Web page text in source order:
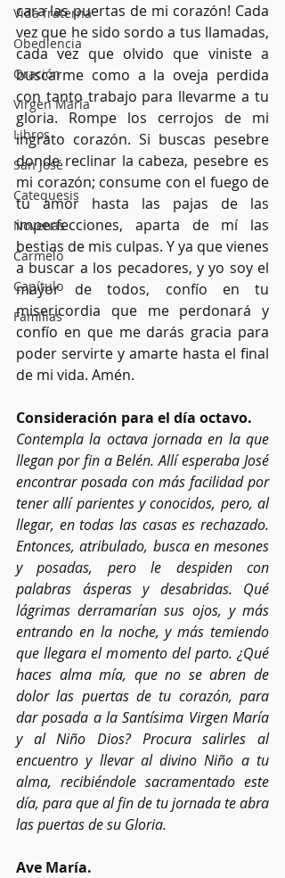
Vida fraterna
Obediencia
Oración
Virgen María
Libros
San José
Catequesis
Novenas
Carmelo
Capítulo
Familias
cara las puertas de mi corazón! Cada
vez que he sido sordo a tus llamadas,
cada vez que olvido que viniste a
buscarme como a la oveja perdida
con tanto trabajo para llevarme a tu
gloria. Rompe los cerrojos de mi
ingrato corazón. Si buscas pesebre
donde reclinar la cabeza, pesebre es
mi corazón; consume con el fuego de
tu amor hasta las pajas de las
imperfecciones, aparta de mí las
bestias de mis culpas. Y ya que vienes
a buscar a los pecadores, y yo soy el
mayor de todos, confío en tu
misericordia que me perdonará y
confío en que me darás gracia para
poder servirte y amarte hasta el final
de mi vida. Amén.
Consideración para el día octavo.
Contempla la octava jornada en la que
llegan por fin a Belén. Allí esperaba José
encontrar posada con más facilidad por
tener allí parientes y conocidos, pero, al
llegar, en todas las casas es rechazado.
Entonces, atribulado, busca en mesones
y posadas, pero le despiden con
palabras ásperas y desabridas. Qué
lágrimas derramarían sus ojos, y más
entrando en la noche, y más temiendo
que llegara el momento del parto. ¿Qué
haces alma mía, que no se abren de
dolor las puertas de tu corazón, para
dar posada a la Santísima Virgen María
y al Niño Dios? Procura salirles al
encuentro y llevar al divino Niño a tu
alma, recibiéndole sacramentado este
día, para que al fin de tu jornada te abra
las puertas de su Gloria.
Ave María.